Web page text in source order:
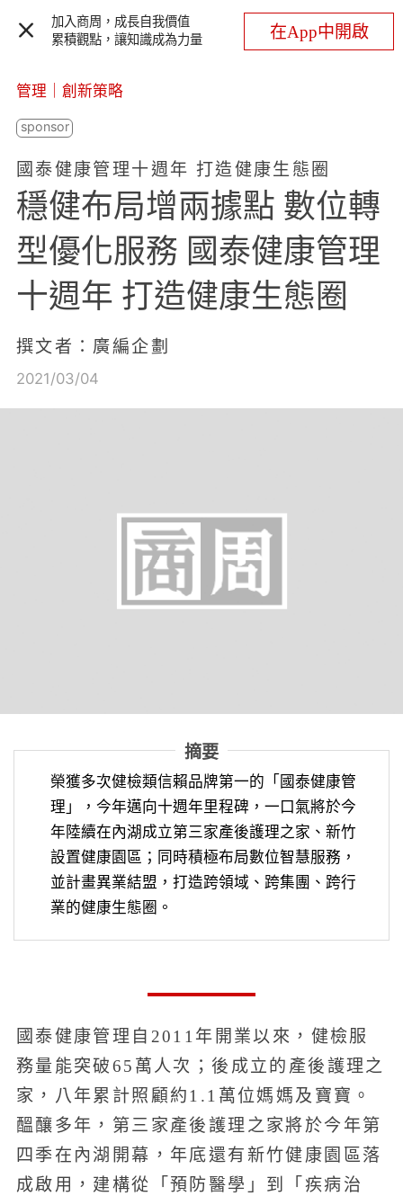
加入商周，成長自我價值
累積觀點，讓知識成為力量
在App中開啟
管理 創新策略
國泰健康管理十週年 打造健康生態圈
穩健布局增兩據點 數位轉
型優化服務 國泰健康管理
十週年 打造健康生態圈
撰文者：廣編企劃
2021/03/04
摘要
榮獲多次健檢類信賴品牌第一的「國泰健康管
理」，今年邁向十週年里程碑，一口氣將於今
年陸續在內湖成立第三家產後護理之家、新竹
設置健康園區；同時積極布局數位智慧服務，
並計畫異業結盟，打造跨領域、跨集團、跨行
業的健康生態圈。
國泰健康管理自2011年開業以來，健檢服
務量能突破65萬人次；後成立的產後護理之
家，八年累計照顧約1.1萬位媽媽及寶寶。
醞釀多年，第三家產後護理之家將於今年第
四季在內湖開幕，年底還有新竹健康園區落
成啟用，建構從「預防醫學」到「疾病治